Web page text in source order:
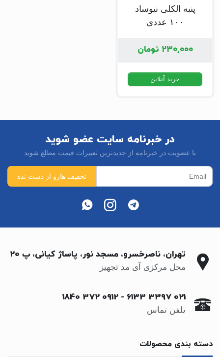
پنبه الکلی نیوساد
۱۰۰ عددی
۲۳۰,۰۰۰ تومان
خرید آنلاین
در خبرنامه سایت عضو شوید
با عضویت در خبرنامه از جدیدترین تغییرات قیمت مطلع شوید
تهران، ناصرخسرو، مسجد نور، پاساژ کیانی، پ 20
محل مرکزی آی مد تجهیز
021 3397 6133
-
0912 372 1840
تلفن تماس
دسته بندی محصولات